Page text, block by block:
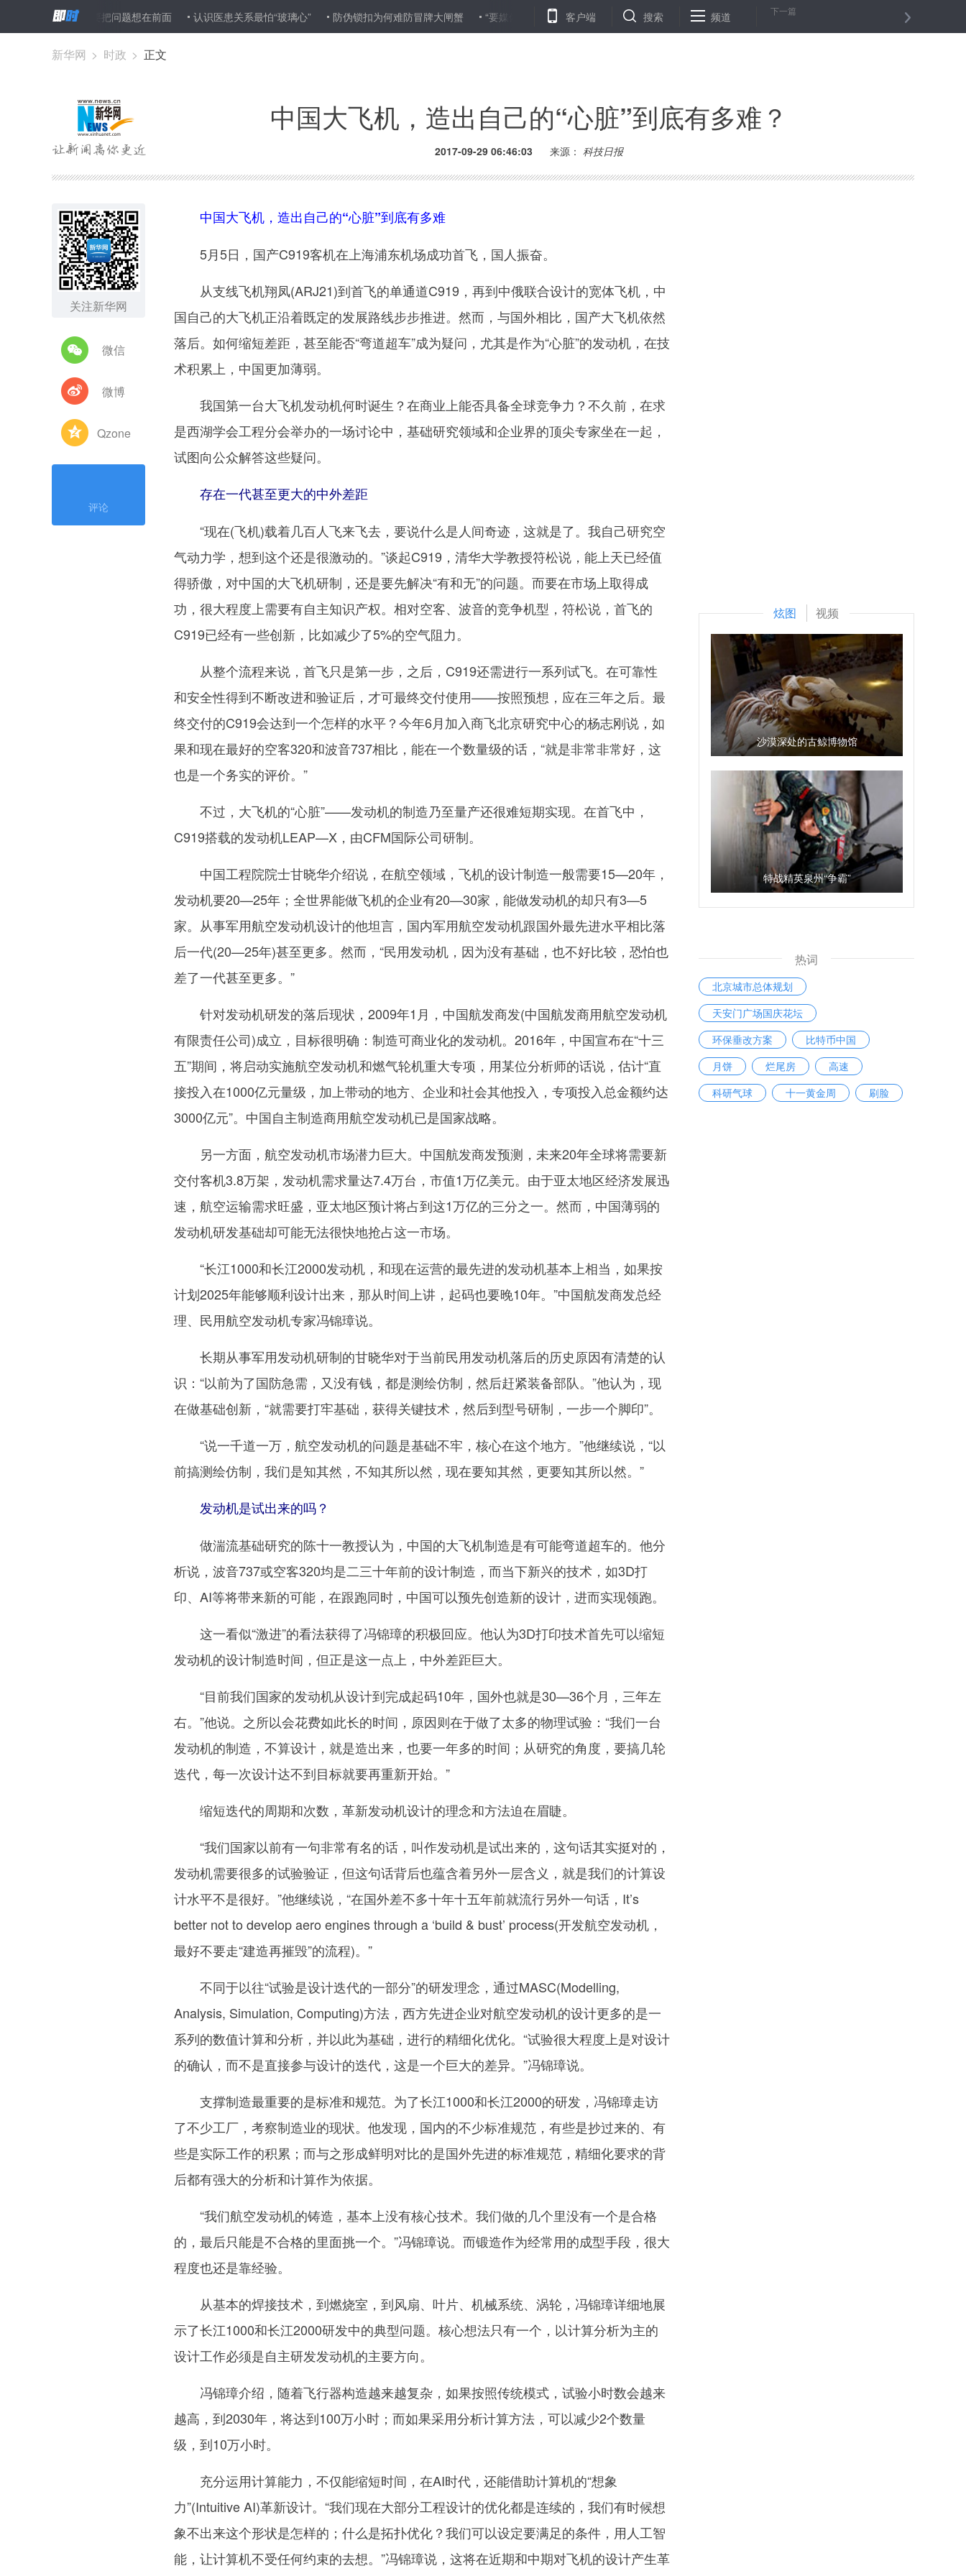
“黄金周”要把问题想在前面 认识医患关系最怕“玻璃心” 防伪锁扣为何难防冒牌大闸蟹 “要媒体表扬才归还手机”，超出法律限度 一个科研气球测出了骗子们的智商 又现“医院赔衣门”，碰瓷姿势别这
客户端 搜索 频道 下一篇
新华网 > 时政 > 正文
中国大飞机，造出自己的“心脏”到底有多难？
2017-09-29 06:46:03 来源： 科技日报
关注新华网
微信
微博
Qzone
评论
中国大飞机，造出自己的“心脏”到底有多难
5月5日，国产C919客机在上海浦东机场成功首飞，国人振奋。
从支线飞机翔凤(ARJ21)到首飞的单通道C919，再到中俄联合设计的宽体飞机，中
国自己的大飞机正沿着既定的发展路线步步推进。然而，与国外相比，国产大飞机依然
落后。如何缩短差距，甚至能否“弯道超车”成为疑问，尤其是作为“心脏”的发动机，在技
术积累上，中国更加薄弱。
我国第一台大飞机发动机何时诞生？在商业上能否具备全球竞争力？不久前，在求
是西湖学会工程分会举办的一场讨论中，基础研究领域和企业界的顶尖专家坐在一起，
试图向公众解答这些疑问。
存在一代甚至更大的中外差距
“现在(飞机)载着几百人飞来飞去，要说什么是人间奇迹，这就是了。我自己研究空
气动力学，想到这个还是很激动的。”谈起C919，清华大学教授符松说，能上天已经值
得骄傲，对中国的大飞机研制，还是要先解决“有和无”的问题。而要在市场上取得成
功，很大程度上需要有自主知识产权。相对空客、波音的竞争机型，符松说，首飞的
C919已经有一些创新，比如减少了5%的空气阻力。
从整个流程来说，首飞只是第一步，之后，C919还需进行一系列试飞。在可靠性
和安全性得到不断改进和验证后，才可最终交付使用——按照预想，应在三年之后。最
终交付的C919会达到一个怎样的水平？今年6月加入商飞北京研究中心的杨志刚说，如
果和现在最好的空客320和波音737相比，能在一个数量级的话，“就是非常非常好，这
也是一个务实的评价。”
不过，大飞机的“心脏”——发动机的制造乃至量产还很难短期实现。在首飞中，
C919搭载的发动机LEAP—X，由CFM国际公司研制。
中国工程院院士甘晓华介绍说，在航空领域，飞机的设计制造一般需要15—20年，
发动机要20—25年；全世界能做飞机的企业有20—30家，能做发动机的却只有3—5
家。从事军用航空发动机设计的他坦言，国内军用航空发动机跟国外最先进水平相比落
后一代(20—25年)甚至更多。然而，“民用发动机，因为没有基础，也不好比较，恐怕也
差了一代甚至更多。”
针对发动机研发的落后现状，2009年1月，中国航发商发(中国航发商用航空发动机
有限责任公司)成立，目标很明确：制造可商业化的发动机。2016年，中国宣布在“十三
五”期间，将启动实施航空发动机和燃气轮机重大专项，用某位分析师的话说，估计“直
接投入在1000亿元量级，加上带动的地方、企业和社会其他投入，专项投入总金额约达
3000亿元”。中国自主制造商用航空发动机已是国家战略。
另一方面，航空发动机市场潜力巨大。中国航发商发预测，未来20年全球将需要新
交付客机3.8万架，发动机需求量达7.4万台，市值1万亿美元。由于亚太地区经济发展迅
速，航空运输需求旺盛，亚太地区预计将占到这1万亿的三分之一。然而，中国薄弱的
发动机研发基础却可能无法很快地抢占这一市场。
“长江1000和长江2000发动机，和现在运营的最先进的发动机基本上相当，如果按
计划2025年能够顺利设计出来，那从时间上讲，起码也要晚10年。”中国航发商发总经
理、民用航空发动机专家冯锦璋说。
长期从事军用发动机研制的甘晓华对于当前民用发动机落后的历史原因有清楚的认
识：“以前为了国防急需，又没有钱，都是测绘仿制，然后赶紧装备部队。”他认为，现
在做基础创新，“就需要打牢基础，获得关键技术，然后到型号研制，一步一个脚印”。
“说一千道一万，航空发动机的问题是基础不牢，核心在这个地方。”他继续说，“以
前搞测绘仿制，我们是知其然，不知其所以然，现在要知其然，更要知其所以然。”
发动机是试出来的吗？
做湍流基础研究的陈十一教授认为，中国的大飞机制造是有可能弯道超车的。他分
析说，波音737或空客320均是二三十年前的设计制造，而当下新兴的技术，如3D打
印、AI等将带来新的可能，在跟跑同时，中国可以预先创造新的设计，进而实现领跑。
这一看似“激进”的看法获得了冯锦璋的积极回应。他认为3D打印技术首先可以缩短
发动机的设计制造时间，但正是这一点上，中外差距巨大。
“目前我们国家的发动机从设计到完成起码10年，国外也就是30—36个月，三年左
右。”他说。之所以会花费如此长的时间，原因则在于做了太多的物理试验：“我们一台
发动机的制造，不算设计，就是造出来，也要一年多的时间；从研究的角度，要搞几轮
迭代，每一次设计达不到目标就要再重新开始。”
缩短迭代的周期和次数，革新发动机设计的理念和方法迫在眉睫。
“我们国家以前有一句非常有名的话，叫作发动机是试出来的，这句话其实挺对的，
发动机需要很多的试验验证，但这句话背后也蕴含着另外一层含义，就是我们的计算设
计水平不是很好。”他继续说，“在国外差不多十年十五年前就流行另外一句话，It’s
better not to develop aero engines through a ‘build & bust’ process(开发航空发动机，
最好不要走“建造再摧毁”的流程)。”
不同于以往“试验是设计迭代的一部分”的研发理念，通过MASC(Modelling,
Analysis, Simulation, Computing)方法，西方先进企业对航空发动机的设计更多的是一
系列的数值计算和分析，并以此为基础，进行的精细化优化。“试验很大程度上是对设计
的确认，而不是直接参与设计的迭代，这是一个巨大的差异。”冯锦璋说。
支撑制造最重要的是标准和规范。为了长江1000和长江2000的研发，冯锦璋走访
了不少工厂，考察制造业的现状。他发现，国内的不少标准规范，有些是抄过来的、有
些是实际工作的积累；而与之形成鲜明对比的是国外先进的标准规范，精细化要求的背
后都有强大的分析和计算作为依据。
“我们航空发动机的铸造，基本上没有核心技术。我们做的几个里没有一个是合格
的，最后只能是不合格的里面挑一个。”冯锦璋说。而锻造作为经常用的成型手段，很大
程度也还是靠经验。
从基本的焊接技术，到燃烧室，到风扇、叶片、机械系统、涡轮，冯锦璋详细地展
示了长江1000和长江2000研发中的典型问题。核心想法只有一个，以计算分析为主的
设计工作必须是自主研发发动机的主要方向。
冯锦璋介绍，随着飞行器构造越来越复杂，如果按照传统模式，试验小时数会越来
越高，到2030年，将达到100万小时；而如果采用分析计算方法，可以减少2个数量
级，到10万小时。
充分运用计算能力，不仅能缩短时间，在AI时代，还能借助计算机的“想象
力”(Intuitive AI)革新设计。“我们现在大部分工程设计的优化都是连续的，我们有时候想
象不出来这个形状是怎样的；什么是拓扑优化？我们可以设定要满足的条件，用人工智
能，让计算机不受任何约束的去想。”冯锦璋说，这将在近期和中期对飞机的设计产生革
炫图 视频
沙漠深处的古鲸博物馆
特战精英泉州“争霸”
热词
北京城市总体规划
天安门广场国庆花坛
环保垂改方案
比特币中国
月饼
烂尾房
高速
科研气球
十一黄金周 刷脸